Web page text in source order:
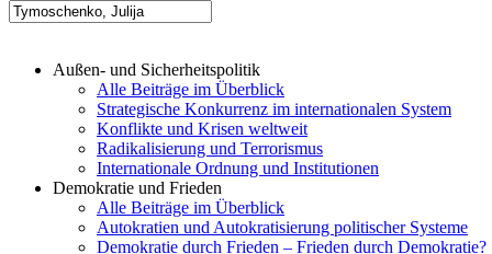
Außen- und Sicherheitspolitik
Alle Beiträge im Überblick
Strategische Konkurrenz im internationalen System
Konflikte und Krisen weltweit
Radikalisierung und Terrorismus
Internationale Ordnung und Institutionen
Demokratie und Frieden
Alle Beiträge im Überblick
Autokratien und Autokratisierung politischer Systeme
Demokratie durch Frieden – Frieden durch Demokratie?